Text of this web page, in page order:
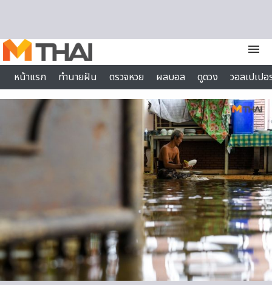
menu
หน้าแรก
ทำนายฝัน ตรวจหวย ผลบอล ดูดวง
วอลเปเป
ไลฟ์สไตล์